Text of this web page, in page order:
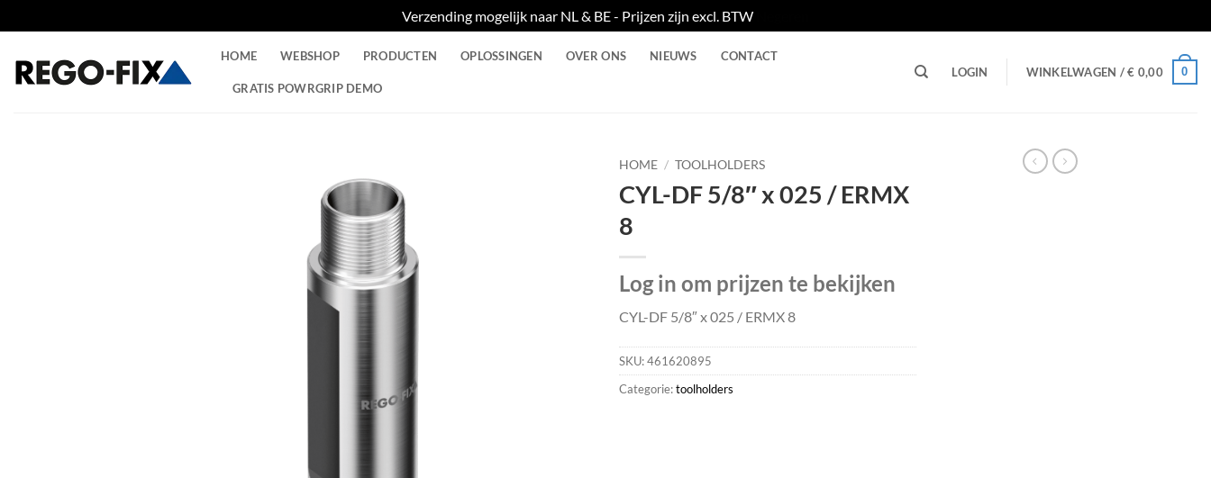
Verzending mogelijk naar NL & BE - Prijzen zijn excl. BTW
naar
inhoud
HOME WEBSHOP PRODUCTEN OPLOSSINGEN OVER ONS NIEUWS CONTACT
GRATIS POWRGRIP DEMO
LOGIN WINKELWAGEN /€ 0,00 0
HOME / TOOLHOLDERS
CYL-DF 5/8″ x 025 / ERMX
8
Log in om prijzen te bekijken
CYL-DF 5/8″ x 025 / ERMX 8
SKU:461620895
Categorie:toolholders